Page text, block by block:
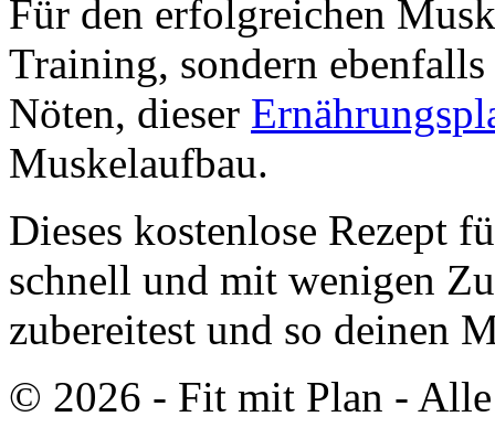
Für den erfolgreichen
Training, sondern
Nöten, dieser
Muskelaufbau.
Dieses kostenlose Rezept
schnell und mit wenigen
zubereitest und so deinen
© 2026 ‐ Fit mit Plan -